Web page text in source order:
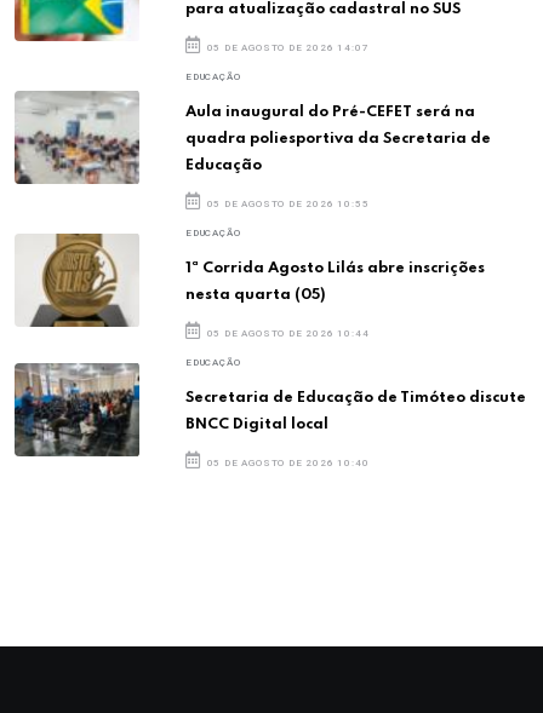
para atualização cadastral no SUS
05 DE AGOSTO DE 2026 14:07
EDUCAÇÃO
Aula inaugural do Pré-CEFET será na
quadra poliesportiva da Secretaria de
Educação
05 DE AGOSTO DE 2026 10:55
EDUCAÇÃO
1ª Corrida Agosto Lilás abre inscrições
nesta quarta (05)
05 DE AGOSTO DE 2026 10:44
EDUCAÇÃO
Secretaria de Educação de Timóteo discute
BNCC Digital local
05 DE AGOSTO DE 2026 10:40